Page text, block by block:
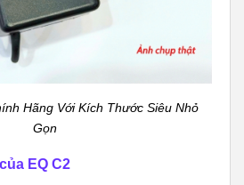
Hãng Với Kích Thước Siêu Nhỏ
Gọn
EQ C2